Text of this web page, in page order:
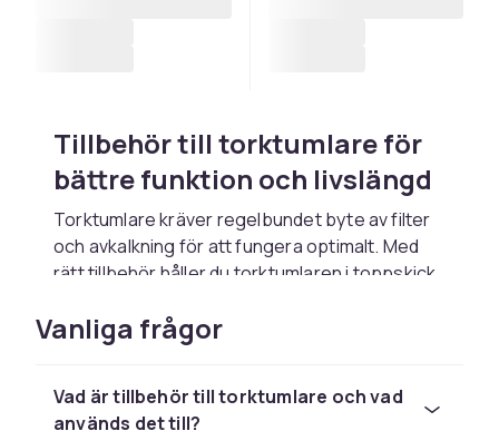
Tillbehör till torktumlare för
bättre funktion och livslängd
Torktumlare kräver regelbundet byte av filter
och avkalkning för att fungera optimalt. Med
rätt tillbehör håller du torktumlaren i toppskick
att det täpper till systemet och ökar
brandrisken.
Avkalkare och
Vanliga frågor
Vad är tillbehör till torktumlare och vad
används det till?